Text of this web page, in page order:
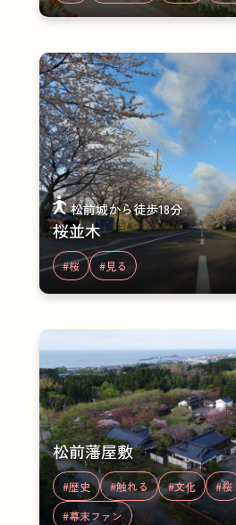
松前城から徒歩18分
桜並木
#桜 #見る
松前藩屋敷
#歴史 #触れる #文化 #桜
#幕末ファン